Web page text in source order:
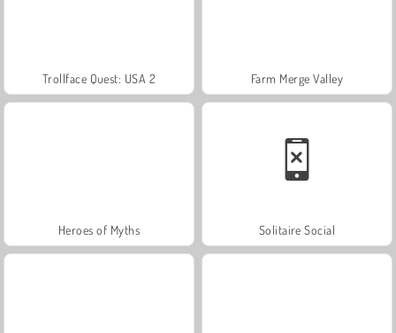
Trollface Quest: USA 2 Farm Merge Valley
Heroes of Myths Solitaire Social